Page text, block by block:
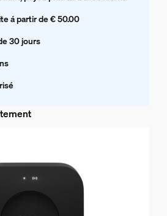
á partir de € 50.00
30 jours